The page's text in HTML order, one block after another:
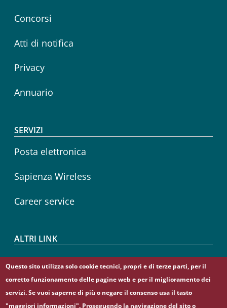
Concorsi
Atti di notifica
Privacy
Annuario
SERVIZI
Posta elettronica
Sapienza Wireless
Career service
ALTRI LINK
CIAO
Sapienza Store
Questo sito utilizza solo cookie tecnici, propri e di terze parti, per il
corretto funzionamento delle pagine web e per il miglioramento dei
servizi. Se vuoi saperne di più o negare il consenso usa il tasto
"maggiori informazioni". Proseguendo la navigazione del sito o